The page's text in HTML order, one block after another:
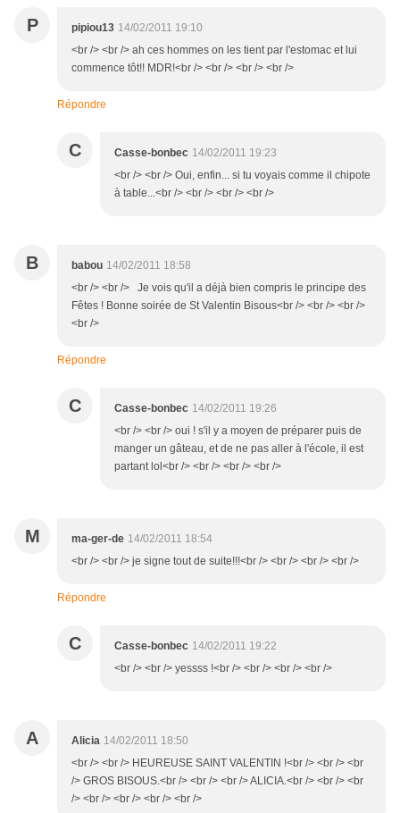
P pipiou13 14/02/2011 19:10
<br /> <br /> ah ces hommes on les tient par l'estomac et lui
commence tôt!! MDR!<br /> <br /> <br /> <br />
Répondre
C Casse-bonbec 14/02/2011 19:23
<br /> <br /> Oui, enfin... si tu voyais comme il chipote
à table...<br /> <br /> <br /> <br />
B babou 14/02/2011 18:58
<br /> <br /> Je vois qu'il a déjà bien compris le principe des
Fêtes ! Bonne soirée de St Valentin Bisous<br /> <br /> <br />
<br />
Répondre
C Casse-bonbec 14/02/2011 19:26
<br /> <br /> oui ! s'il y a moyen de préparer puis de
manger un gâteau, et de ne pas aller à l'école, il est
partant lol<br /> <br /> <br /> <br />
M ma-ger-de 14/02/2011 18:54
<br /> <br /> je signe tout de suite!!!<br /> <br /> <br /> <br />
Répondre
C Casse-bonbec 14/02/2011 19:22
<br /> <br /> yessss !<br /> <br /> <br /> <br />
A Alicia 14/02/2011 18:50
<br /> <br /> HEUREUSE SAINT VALENTIN !<br /> <br /> <br
/> GROS BISOUS.<br /> <br /> <br /> ALICIA.<br /> <br /> <br
/> <br /> <br /> <br /> <br />